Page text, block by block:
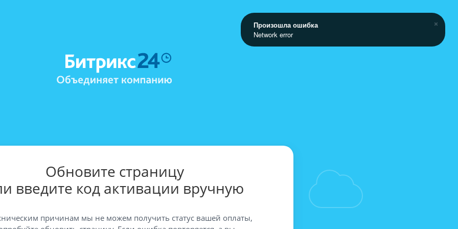
Обновите страницу
введите код активации вручную
причинам мы не можем получить статус вашей оплаты,
Произошла ошибка
Network error